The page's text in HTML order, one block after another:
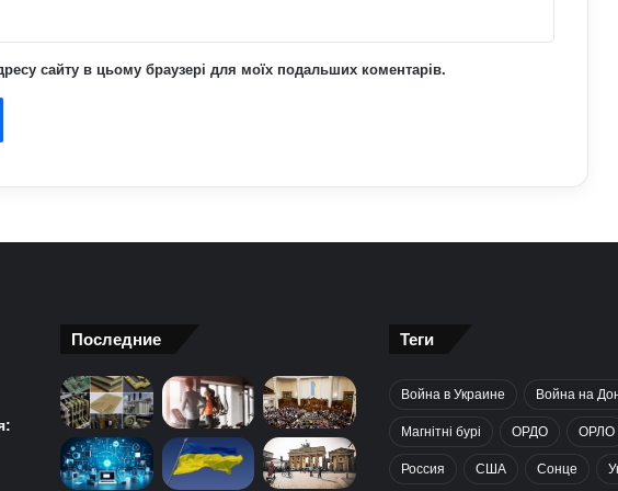
сайту в цьому браузері для моїх подальших коментарів.
Последние Теги
Война в Украине Война на
Магнітні бурі ОРДО ОРЛО
Россия США Сонце